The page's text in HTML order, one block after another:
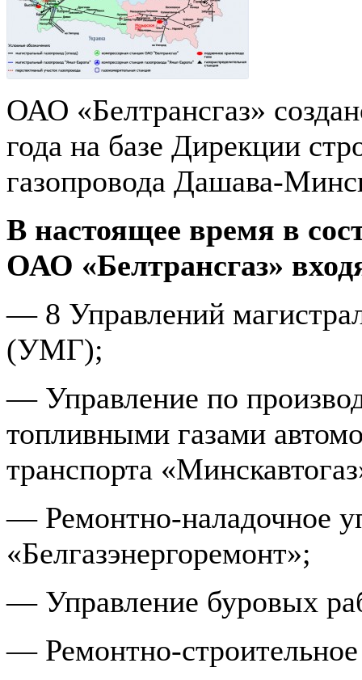
ОАО «Белтрансгаз»
го­да на базе Дирекции
газопровода Дашава-
В настоящее время в
ОАО «Белтрансгаз»
— 8 Управлений
(УМГ);
— Управление по
топливными газами
транспорта
— Ремонтно-наладочное
«Белгазэнергоремонт»;
— Управление буровых
— Ремонтно-